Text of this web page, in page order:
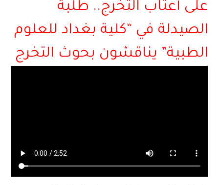
على أعتاب التخرج.. طلبة
الصيدلة في “كلية بغداد للعلوم
الطبية” يناقشون بحوث التخرج